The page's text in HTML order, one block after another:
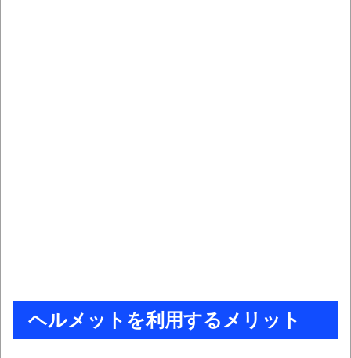
ヘルメットを利用するメリット